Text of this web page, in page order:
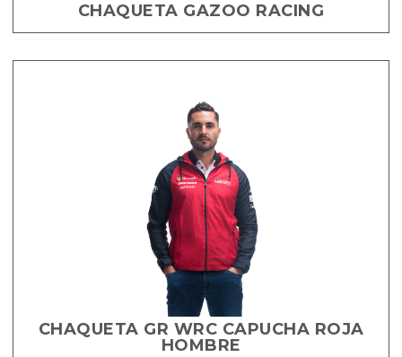
CHAQUETA GAZOO RACING
CHAQUETA GR WRC CAPUCHA ROJA
HOMBRE